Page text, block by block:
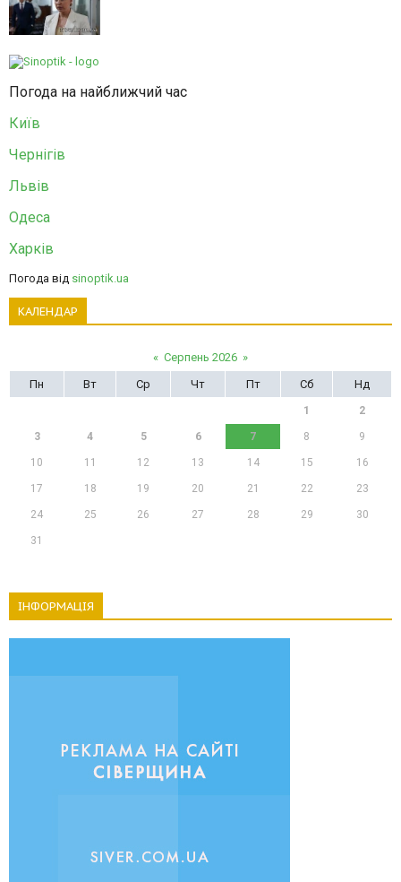
Погода на найближчий час
Київ
Чернігів
Львів
Одеса
Харків
Погода від sinoptik.ua
КАЛЕНДАР
« Серпень 2026 »
Пн
Вт Ср Чт Пт Сб Нд
1 2
3 4 5 6 7 8 9
10 11 12 13 14 15 16
17 18 19 20 21 22 23
24 25 26 27 28 29 30
31
ІНФОРМАЦІЯ